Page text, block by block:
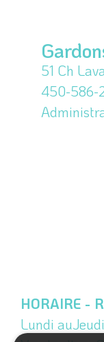
51 Ch
450-586-
HORAIRE -
Lundi auJeudi